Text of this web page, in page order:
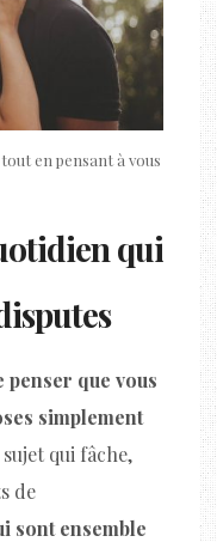
en pensant à vous
qui
penser que vous
simplement
qui fâche,
de
sont ensemble